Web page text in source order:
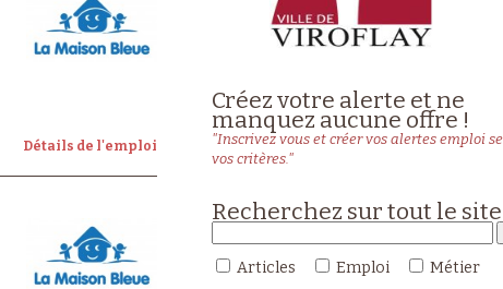
Détails de l'emploi
Créez votre alerte et ne
manquez aucune offre !
"Inscrivez vous et créer vos alertes emploi
vos critères."
Recherchez sur tout le site
Articles Emploi Métier